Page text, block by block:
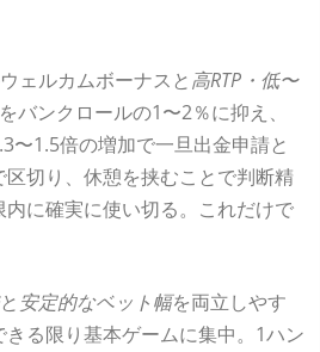
ェルカムボーナスと高RTP・低〜
ンクロールの1〜2％に抑え、
〜1.5倍の増加で一旦出金申請と
切り、休憩を挟むことで判断精
に確実に使い切る。これだけで
と 安定的なベット幅を両立しやす
る限り基本ゲームに集中。1ハン